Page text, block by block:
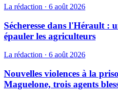
La rédaction · 6 août 2026
Sécheresse dans l'Hérault :
épauler les agriculteurs
La rédaction · 6 août 2026
Nouvelles violences à la
Maguelone, trois agents